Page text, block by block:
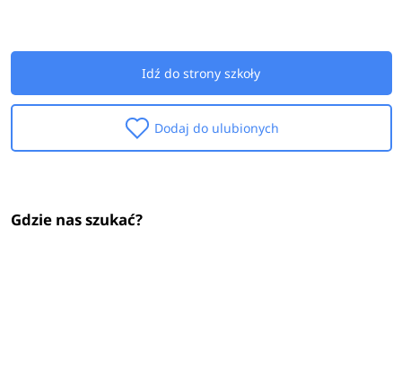
Idź do strony szkoły
Dodaj do ulubionych
Gdzie nas szukać?